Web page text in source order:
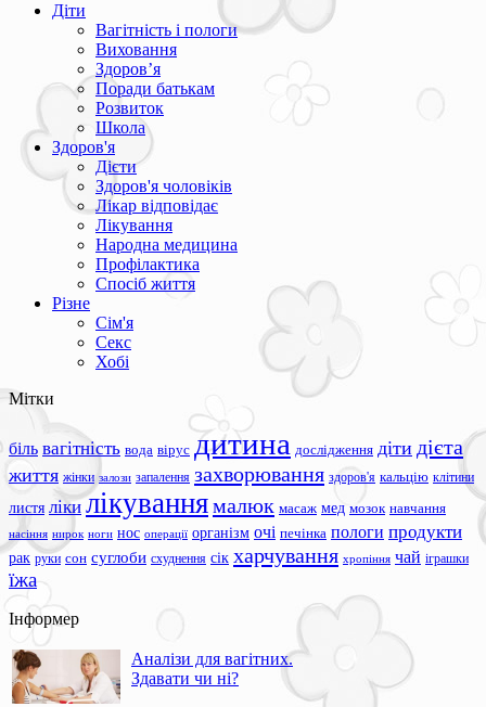
Діти
Вагітність і пологи
Виховання
Здоров’я
Поради батькам
Розвиток
Школа
Здоров'я
Дієти
Здоров'я чоловіків
Лікар відповідає
Лікування
Народна медицина
Профілактика
Спосіб життя
Різне
Сім'я
Секс
Хобі
Мітки
біль вагітність вода вірус дитина дослідження діти дієта
життя жінки залози запалення захворювання здоров'я кальцію клітини
листя ліки лікуваннямалюк масаж мед мозок навчання
насіння нирок ноги нос операції організм очі печінка пологи продукти
рак руки сон суглоби схуднення сік харчування хропіння чай іграшки
їжа
Інформер
Аналізи для вагітних.
Здавати чи ні?